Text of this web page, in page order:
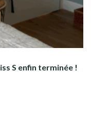
S enfin terminée !